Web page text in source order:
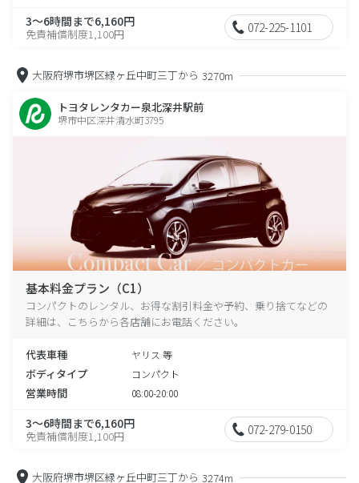
3～6時間まで6,160円
免責補償制度1,100円 072-225-1101
大阪府堺市堺区緑ヶ丘中町三丁から 3270m
トヨタレンタカー泉北深井駅前
堺市中区深井清水町3795
基本料金プラン（C1）
コンパクトのレンタル、お得な割引料金や予約、乗り捨てなどの
詳細は、こちらから各店舗にお電話ください。
代表車種 ヤリス 等
ボディタイプ コンパクト
営業時間 08:00-20:00
3～6時間まで6,160円
免責補償制度1,100円 072-279-0150
大阪府堺市堺区緑ヶ丘中町三丁から 3274m